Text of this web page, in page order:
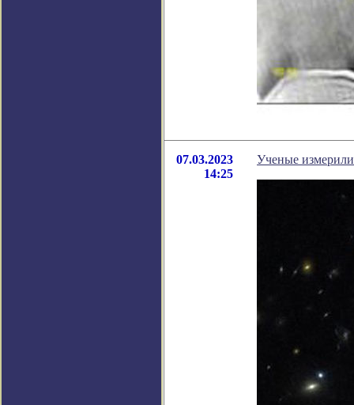
07.03.2023
14:25
Ученые